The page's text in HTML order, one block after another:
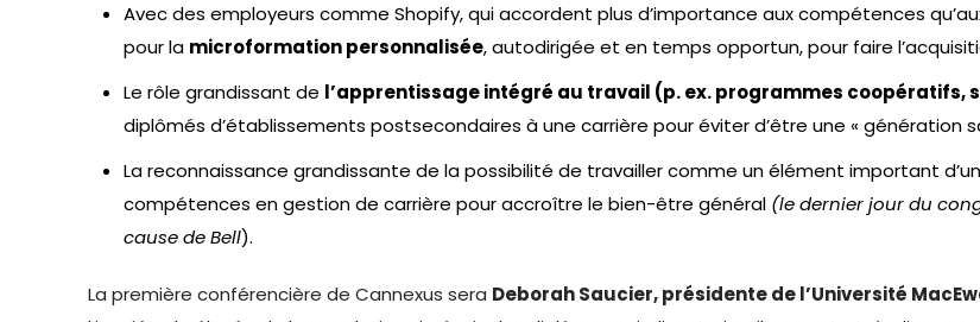
Avec des employeurs comme Shopify, qui accordent plus d’importance aux compétences
pour la microformation personnalisée, autodirigée et en temps opportun, pour faire
Le rôle grandissant de l’apprentissage intégré au travail (p. ex. programmes coopératifs,
diplômés d’établissements postsecondaires à une carrière pour éviter d’être une « génération
La reconnaissance grandissante de la possibilité de travailler comme un élément important
compétences en gestion de carrière pour accroître le bien-être général (le dernier jour du
cause de Bell).
La première conférencière de Cannexus sera Deborah Saucier, présidente de l’Université